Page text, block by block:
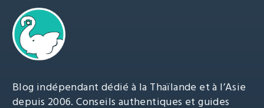
Blog indépendant dédié à la Thaïlande et à l’Asie
depuis 2006. Conseils authentiques et guides